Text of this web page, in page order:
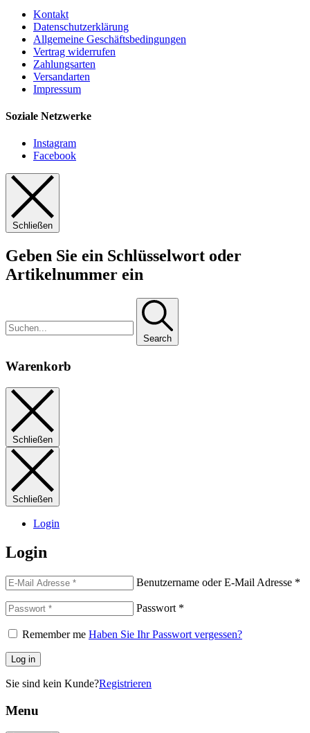
Kontakt
Datenschutzerklärung
Allgemeine Geschäftsbedingungen
Vertrag widerrufen
Zahlungsarten
Versandarten
Impressum
Soziale Netzwerke
Instagram
Facebook
Schließen
Geben Sie ein Schlüsselwort oder
Artikelnummer ein
Search
Warenkorb
Schließen
Schließen
Login
Login
Benutzername oder E-Mail Adresse *
Passwort *
Remember me Haben Sie Ihr Passwort vergessen?
Log in
Sie sind kein Kunde?Registrieren
Menu